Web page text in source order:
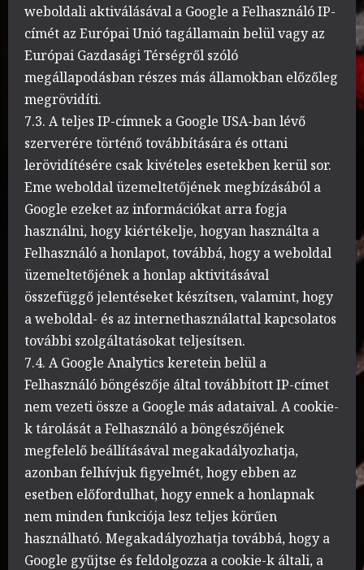
weboldali aktiválásával a Google a Felhasználó IP-
címét az Európai Unió tagállamain belül vagy az
Európai Gazdasági Térségről szóló
megállapodásban részes más államokban előzőleg
megrövidíti.
7.3. A teljes IP-címnek a Google USA-ban lévő
szerverére történő továbbítására és ottani
lerövidítésére csak kivételes esetekben kerül sor.
Eme weboldal üzemeltetőjének megbízásából a
Google ezeket az információkat arra fogja
használni, hogy kiértékelje, hogyan használta a
Felhasználó a honlapot, továbbá, hogy a weboldal
üzemeltetőjének a honlap aktivitásával
összefüggő jelentéseket készítsen, valamint, hogy
a weboldal- és az internethasználattal kapcsolatos
további szolgáltatásokat teljesítsen.
7.4. A Google Analytics keretein belül a
Felhasználó böngészője által továbbított IP-címet
nem vezeti össze a Google más adataival. A cookie-
k tárolását a Felhasználó a böngészőjének
megfelelő beállításával megakadályozhatja,
azonban felhívjuk figyelmét, hogy ebben az
esetben előfordulhat, hogy ennek a honlapnak
nem minden funkciója lesz teljes körűen
használható. Megakadályozhatja továbbá, hogy a
Google gyűjtse és feldolgozza a cookie-k általi, a